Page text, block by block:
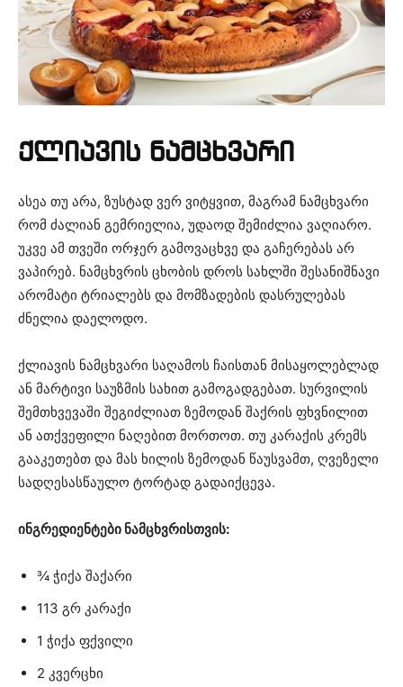
ქლიავის ნამცხვარი
ასეა თუ არა, ზუსტად ვერ ვიტყვით, მაგრამ ნამცხვარი
რომ ძალიან გემრიელია, უდაოდ შემიძლია ვაღიარო.
უკვე ამ თვეში ორჯერ გამოვაცხვე და გაჩერებას არ
ვაპირებ. ნამცხვრის ცხობის დროს სახლში შესანიშნავი
არომატი ტრიალებს და მომზადების დასრულებას
ძნელია დაელოდო.
ქლიავის ნამცხვარი საღამოს ჩაისთან მისაყოლებლად
ან მარტივი საუზმის სახით გამოგადგებათ. სურვილის
შემთხვევაში შეგიძლიათ ზემოდან შაქრის ფხვნილით
ან ათქვეფილი ნაღებით მორთოთ. თუ კარაქის კრემს
გააკეთებთ და მას ხილის ზემოდან წაუსვამთ, ღვეზელი
სადღესასწაულო ტორტად გადაიქცევა.
ინგრედიენტები ნამცხვრისთვის:
¾ ჭიქა შაქარი
113 გრ კარაქი
1 ჭიქა ფქვილი
2 კვერცხი